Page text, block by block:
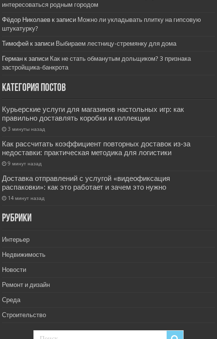
интересоваться родным городом
Фёдор Николаев к записи Можно ли укладывать плитку на гипсовую
штукатурку?
Тимофей к записи Выбираем лестницу-стремянку для дома
Герман к записи Как не стать обманутым дольщиком? 3 признака
застройщика-банкрота
Категория постов
Курьерские услуги для магазинов настольных игр: как
правильно доставлять коробки и коллекции
3 минуты назад
Как рассчитать коэффициент повторных доставок из‑за
недоставки: практическая методика для логистики
9 минут назад
Доставка отправлений с услугой «видеофиксация
распаковки»: как это работает и зачем это нужно
14 минут назад
РУбрики
Интерьер
Недвижимость
Новости
Ремонт и дизайн
Среда
Строительство